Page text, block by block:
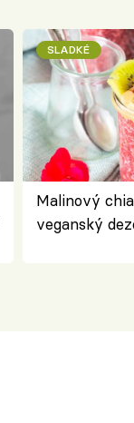
SLADKÉ
Malinový
veganský